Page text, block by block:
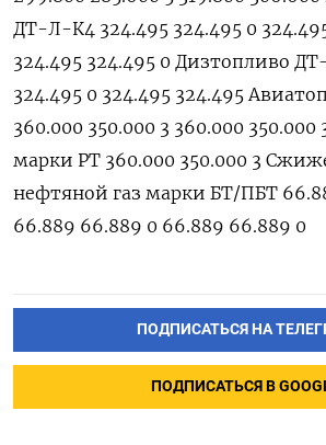
ДТ-Л-К4 324.495 324.495 0
324.495 324.495 0 Дизтопливо
324.495 0 324.495 324.495
360.000 350.000 3 360.000
марки РТ 360.000 350.000 3
нефтяной газ марки БТ/ПБТ
66.889 66.889 0 66.889 66.889 0
ПОДПИСАТЬСЯ НА
ПОДПИСАТЬСЯ В